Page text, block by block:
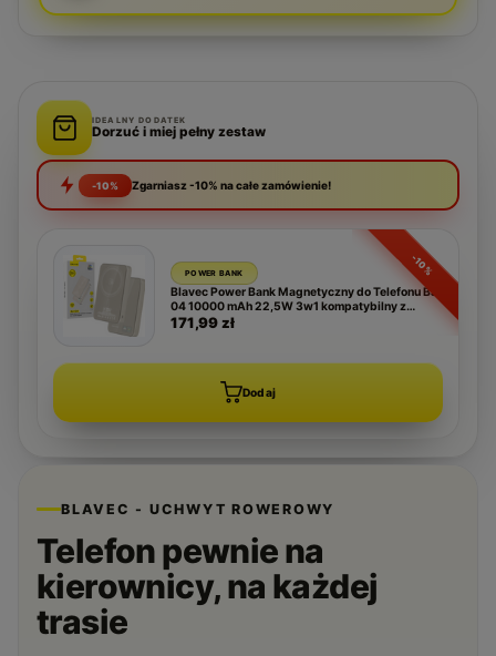
IDEALNY DODATEK
Dorzuć i miej pełny zestaw
-10% Zgarniasz -10% na całe zamówienie!
-10%
POWER BANK
Blavec Power Bank Magnetyczny do Telefonu BJ-
04 10000 mAh 22,5W 3w1 kompatybilny z
MagSafe USB-C - Złoty
171,99 zł
Dodaj
BLAVEC - UCHWYT ROWEROWY
Telefon pewnie na
kierownicy, na każdej
trasie